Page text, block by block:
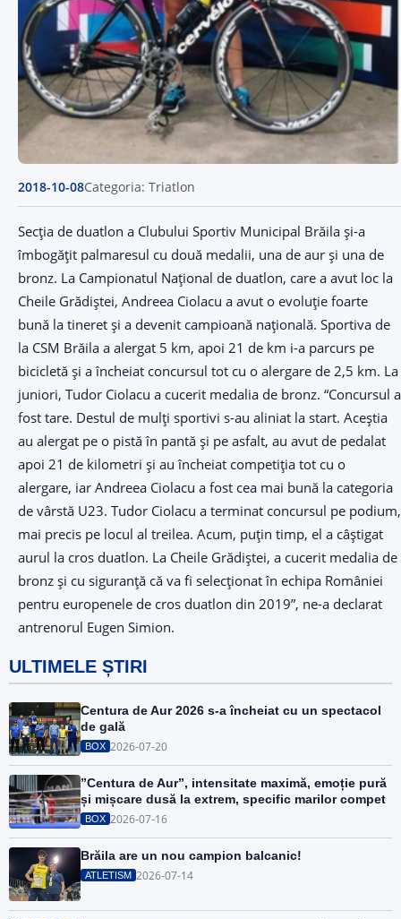
2018-10-08Categoria: Triatlon
Secţia de duatlon a Clubului Sportiv Municipal Brăila şi-a
îmbogăţit palmaresul cu două medalii, una de aur şi una de
bronz. La Campionatul Naţional de duatlon, care a avut loc la
Cheile Grădiştei, Andreea Ciolacu a avut o evoluţie foarte
bună la tineret şi a devenit campioană naţională. Sportiva de
la CSM Brăila a alergat 5 km, apoi 21 de km i-a parcurs pe
bicicletă şi a încheiat concursul tot cu o alergare de 2,5 km. La
juniori, Tudor Ciolacu a cucerit medalia de bronz. “Concursul a
fost tare. Destul de mulţi sportivi s-au aliniat la start. Aceştia
au alergat pe o pistă în pantă şi pe asfalt, au avut de pedalat
apoi 21 de kilometri şi au încheiat competiţia tot cu o
alergare, iar Andreea Ciolacu a fost cea mai bună la categoria
de vârstă U23. Tudor Ciolacu a terminat concursul pe podium,
mai precis pe locul al treilea. Acum, puţin timp, el a câştigat
aurul la cros duatlon. La Cheile Grădiştei, a cucerit medalia de
bronz şi cu siguranţă că va fi selecţionat în echipa României
pentru europenele de cros duatlon din 2019”, ne-a declarat
antrenorul Eugen Simion.
ULTIMELE ȘTIRI
Centura de Aur 2026 s-a încheiat cu un spectacol
de gală
BOX 2026-07-20
”Centura de Aur”, intensitate maximă, emoție pură
și mișcare dusă la extrem, specific marilor compet
BOX 2026-07-16
Brăila are un nou campion balcanic!
ATLETISM 2026-07-14